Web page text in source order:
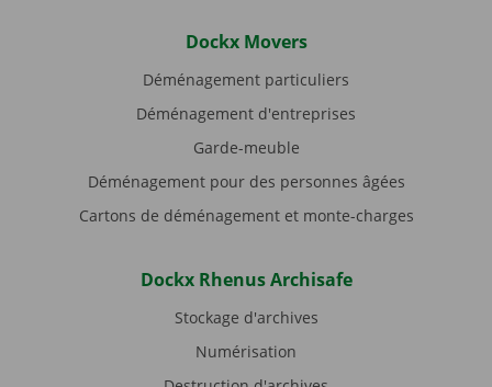
Dockx Movers
Déménagement particuliers
Déménagement d'entreprises
Garde-meuble
Déménagement pour des personnes âgées
Cartons de déménagement et monte-charges
Dockx Rhenus Archisafe
Stockage d'archives
Numérisation